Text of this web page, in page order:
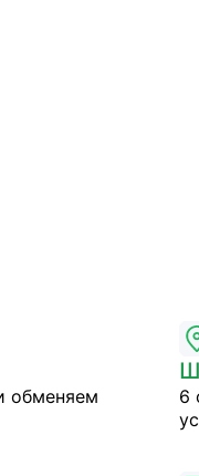
обменяем
6